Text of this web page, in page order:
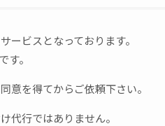
ービスとなっております。
す。
意を得てからご依頼下さい。
代行ではありません。